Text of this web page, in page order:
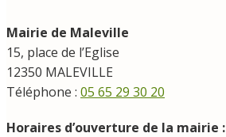
Mairie de Maleville
15, place de l’Eglise
12350 MALEVILLE
Téléphone : 05 65 29 30 20
Horaires d’ouverture de la mairie :